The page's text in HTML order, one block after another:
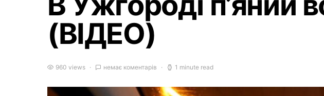
(ВІДЕО)
960 views немає коментарів 1 minute read